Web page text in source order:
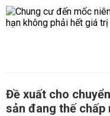
Đề xuất cho
sản đang thế chấp